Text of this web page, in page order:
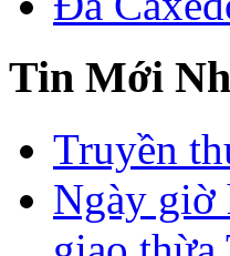
Tin Mới
Truyền
Ngày giờ